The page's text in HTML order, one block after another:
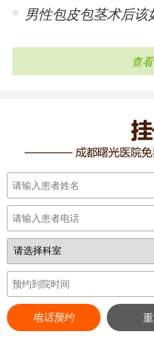
查
电话预约